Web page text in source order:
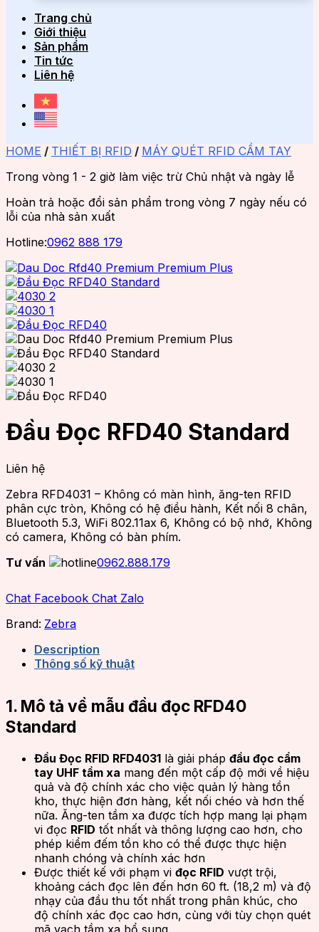
Trang chủ
Giới thiệu
Sản phẩm
Tin tức
Liên hệ
HOME / THIẾT BỊ RFID / MÁY QUÉT RFID CẦM TAY
Trong vòng 1 - 2 giờ làm việc trừ Chủ nhật và ngày lễ
Hoàn trả hoặc đổi sản phẩm trong vòng 7 ngày nếu có
lỗi của nhà sản xuất
Hotline:0962 888 179
Đầu Đọc RFD40 Standard
Liên hệ
Zebra RFD4031 – Không có màn hình, ăng-ten RFID
phân cực tròn, Không có hệ điều hành, Kết nối 8 chân,
Bluetooth 5.3, WiFi 802.11ax 6, Không có bộ nhớ, Không
có camera, Không có bàn phím.
Tư vấn
0962.888.179
Chat Facebook Chat Zalo
Brand: Zebra
Description
Thông số kỹ thuật
1. Mô tả về mẫu đầu đọc RFD40
Standard
Đầu Đọc RFID RFD4031 là giải pháp đầu đọc cầm
tay UHF tầm xa mang đến một cấp độ mới về hiệu
quả và độ chính xác cho việc quản lý hàng tồn
kho, thực hiện đơn hàng, kết nối chéo và hơn thế
nữa. Ăng-ten tầm xa được tích hợp mang lại phạm
vi đọc RFID tốt nhất và thông lượng cao hơn, cho
phép kiểm đếm tồn kho có thể được thực hiện
nhanh chóng và chính xác hơn
Được thiết kế với phạm vi đọc RFID vượt trội,
khoảng cách đọc lên đến hơn 60 ft. (18,2 m) và độ
nhạy của đầu thu tốt nhất trong phân khúc, cho
độ chính xác đọc cao hơn, cùng với tùy chọn quét